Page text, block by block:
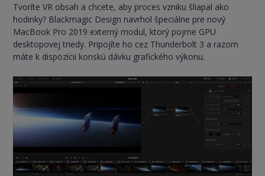
Tvoríte VR obsah a chcete, aby proces vzniku šliapal ako
hodinky? Blackmagic Design navrhol špeciálne pre nový
MacBook Pro 2019 externý modul, ktorý pojme GPU
desktopovej triedy. Pripojíte ho cez Thunderbolt 3 a razom
máte k dispozícii konskú dávku grafického výkonu.